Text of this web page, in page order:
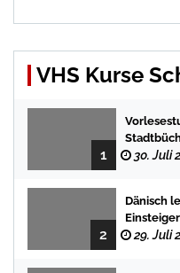
VHS Kurse
1 30. Juli
2
Dänisch
29. Juli